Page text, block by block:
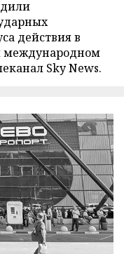
действия в
международном
Sky News.